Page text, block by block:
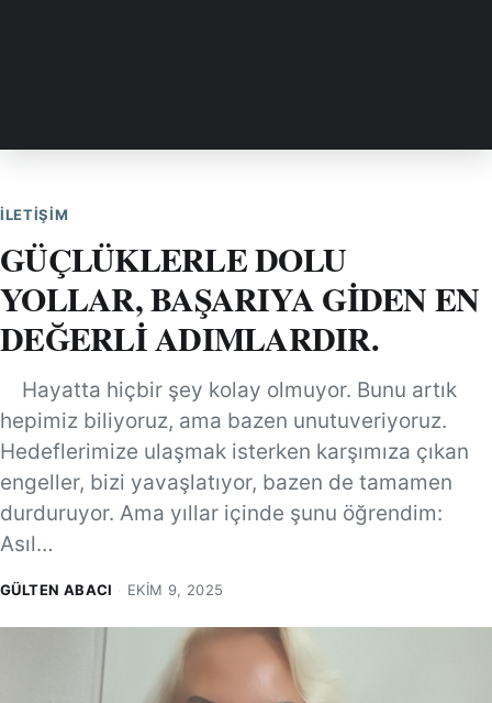
İLETIŞIM
GÜÇLÜKLERLE DOLU
YOLLAR, BAŞARIYA GİDEN EN
DEĞERLİ ADIMLARDIR.
Hayatta hiçbir şey kolay olmuyor. Bunu artık
hepimiz biliyoruz, ama bazen unutuveriyoruz.
Hedeflerimize ulaşmak isterken karşımıza çıkan
engeller, bizi yavaşlatıyor, bazen de tamamen
durduruyor. Ama yıllar içinde şunu öğrendim:
Asıl…
GÜLTEN ABACI · EKIM 9, 2025